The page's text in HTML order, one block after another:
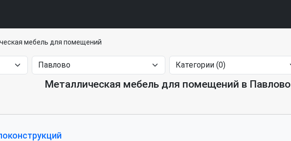
мебель для помещений
Металлическая мебель для помещений в Павлово